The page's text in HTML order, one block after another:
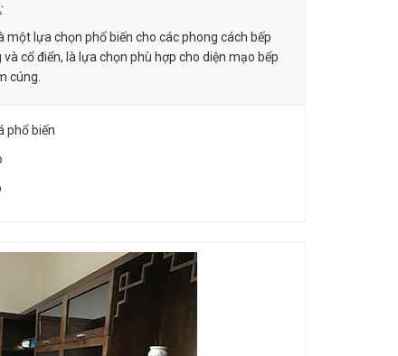
một lựa chọn phổ biến cho các phong cách bếp
cổ điển, là lựa chọn phù hợp cho diện mạo bếp
cúng.
phổ biến